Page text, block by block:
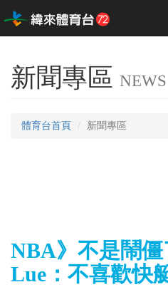
新聞專區 NEWS
體育台首頁 新聞專區
NBA》不是鬧
Lue：不喜歡快